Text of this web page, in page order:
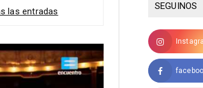
las entradas SEGUINOS